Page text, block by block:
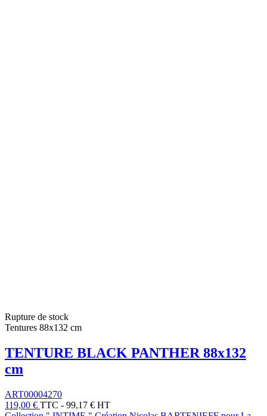
Rupture de stock
Tentures 88x132 cm
TENTURE BLACK PANTHER 88x132
cm
ART00004270
119,00 € TTC - 99,17 € HT